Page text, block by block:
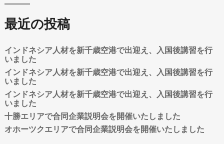
最近の投稿
インドネシア人材を新千歳空港で出迎え、入国後講習を行
いました
インドネシア人材を新千歳空港で出迎え、入国後講習を行
いました
インドネシア人材を新千歳空港で出迎え、入国後講習を行
いました
十勝エリアで合同企業説明会を開催いたしました
オホーツクエリアで合同企業説明会を開催いたしました